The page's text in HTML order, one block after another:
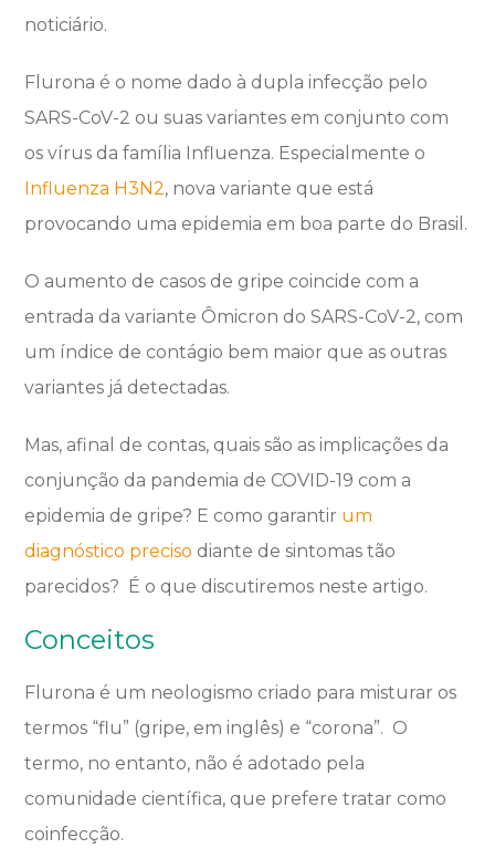
noticiário.
Flurona é o nome dado à dupla infecção pelo
SARS-CoV-2 ou suas variantes em conjunto com
os vírus da família Influenza. Especialmente o
Influenza H3N2, nova variante que está
provocando uma epidemia em boa parte do Brasil.
O aumento de casos de gripe coincide com a
entrada da variante Ômicron do SARS-CoV-2, com
um índice de contágio bem maior que as outras
variantes já detectadas.
Mas, afinal de contas, quais são as implicações da
conjunção da pandemia de COVID-19 com a
epidemia de gripe? E como garantir um
diagnóstico preciso diante de sintomas tão
parecidos? É o que discutiremos neste artigo.
Conceitos
Flurona é um neologismo criado para misturar os
termos “flu” (gripe, em inglês) e “corona”. O
termo, no entanto, não é adotado pela
comunidade científica, que prefere tratar como
coinfecção.